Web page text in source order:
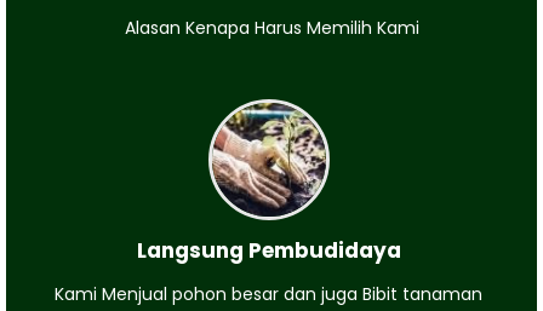
Alasan Kenapa Harus Memilih Kami
Langsung Pembudidaya
Kami Menjual pohon besar dan juga Bibit tanaman